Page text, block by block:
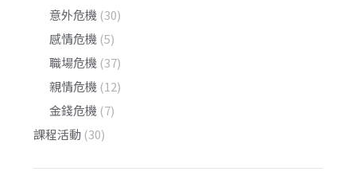
意外危機 (30)
感情危機 (5)
職場危機 (37)
親情危機 (12)
金錢危機 (7)
課程活動 (30)